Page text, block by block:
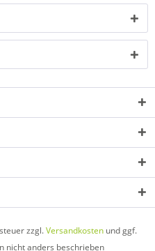
zzgl.Versandkosten und ggf.
nicht anders beschrieben